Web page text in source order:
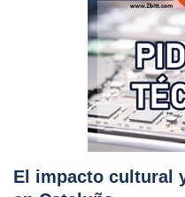
El impacto cultural